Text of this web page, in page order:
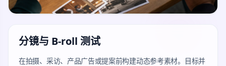
分镜与 B-roll 测试
在拍摄、采访、产品广告或提案前构建动态参考素材。目标并